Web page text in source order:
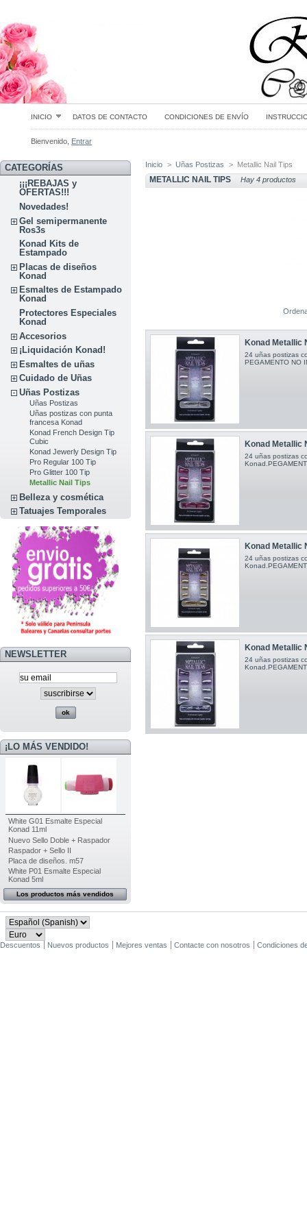
INICIO DATOS DE CONTACTO CONDICIONES DE ENVÍO
Bienvenido, Entrar
CATEGORÍAS
¡¡¡REBAJAS y
OFERTAS!!!
Novedades!
Gel semipermanente
Ros3s
Konad Kits de
Estampado
Placas de diseños
Konad
Esmaltes de Estampado
Konad
Protectores Especiales
Konad
Accesorios
¡Liquidación Konad!
Esmaltes de uñas
Cuidado de Uñas
Uñas Postizas
Uñas Postizas
Uñas postizas con punta
francesa Konad
Konad French Design Tip
Cubic
Konad Jewerly Design Tip
Pro Regular 100 Tip
Pro Glitter 100 Tip
Metallic Nail Tips
Belleza y cosmética
Tatuajes Temporales
NEWSLETTER
¡LO MÁS VENDIDO!
White G01 Esmalte Especial
Konad 11ml
Nuevo Sello Doble + Raspador
Raspador + Sello II
Placa de diseños. m57
White P01 Esmalte Especial
Konad 5ml
Los productos más vendidos
Inicio > Uñas Postizas > Metallic Nail Tips
METALLIC NAIL TIPS Hay 4 productos
Konad Metallic
24 uñas postizas
PEGAMENTO NO
Konad Metallic
24 uñas postizas
Konad Metallic
24 uñas postizas
Konad Metallic
24 uñas postizas
Descuentos Nuevos productos Mejores ventas Contacte con nosotros Condiciones